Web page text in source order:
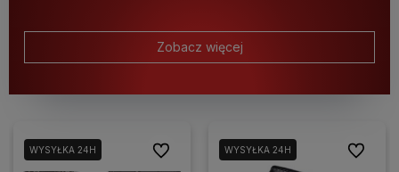
Zobacz więcej
WYSYŁKA 24H Do ulubionychWYSYŁKA 24H Do